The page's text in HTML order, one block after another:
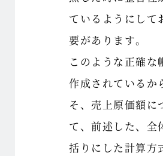
ているようにして
要があります。
このような正確な
作成されているか
そ、売上原価額に
て、前述した、全
括りにした計算方